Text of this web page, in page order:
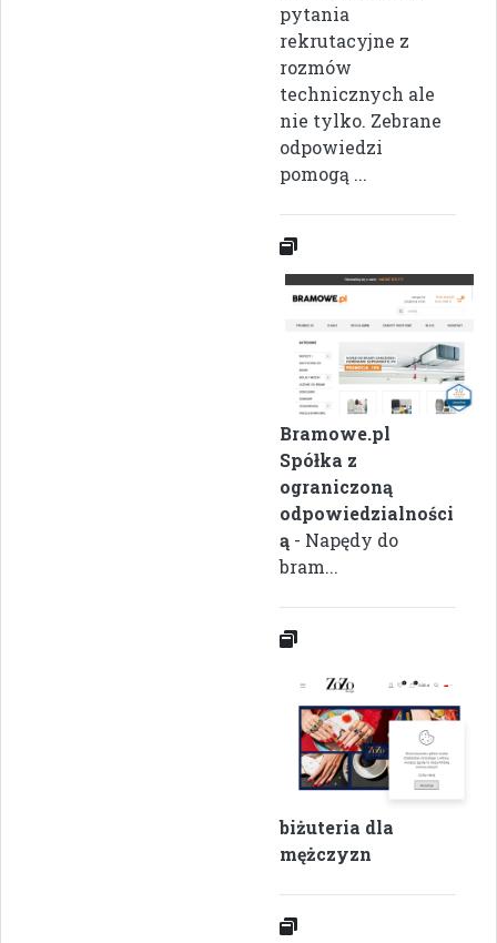
pytania
rekrutacyjne z
rozmów
technicznych ale
nie tylko. Zebrane
odpowiedzi
pomogą ...
Bramowe.pl
Spółka z
ograniczoną
odpowiedzialności
ą - Napędy do
bram...
biżuteria dla
mężczyzn